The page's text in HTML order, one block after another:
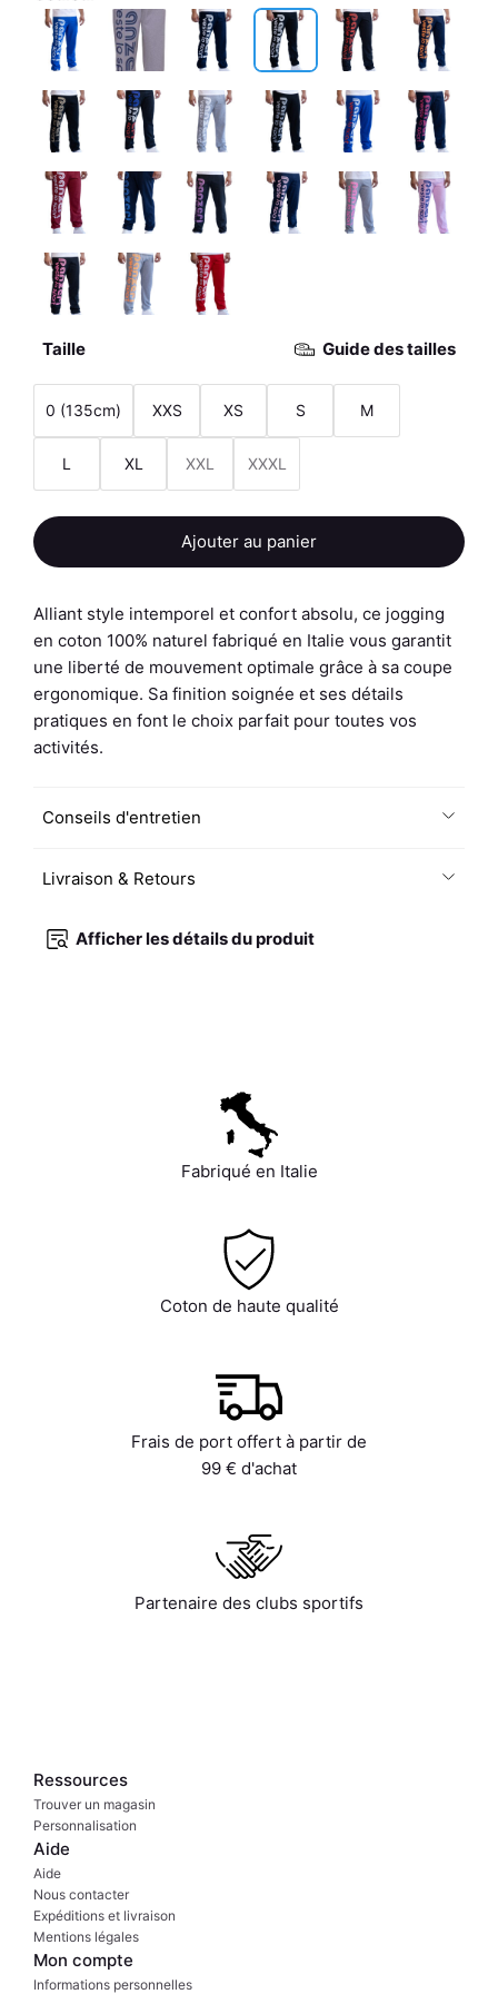
Taille Guide des tailles
0 (135cm) XXS XS S M
L XL XXL XXXL
quantité
de
Homme
-
Uni
H
-
Noir
Ajouter au panier
Alliant style intemporel et confort absolu, ce jogging
en coton 100% naturel fabriqué en Italie vous garantit
une liberté de mouvement optimale grâce à sa coupe
ergonomique. Sa finition soignée et ses détails
pratiques en font le choix parfait pour toutes vos
activités.
Conseils d'entretien
Livraison & Retours
Afficher les détails du produit
Fabriqué en Italie
Coton de haute qualité
Frais de port offert à partir de
99 € d'achat
Partenaire des clubs sportifs
Ressources
Trouver un magasin
Personnalisation
Aide
Aide
Nous contacter
Expéditions et livraison
Mentions légales
Mon compte
Informations personnelles